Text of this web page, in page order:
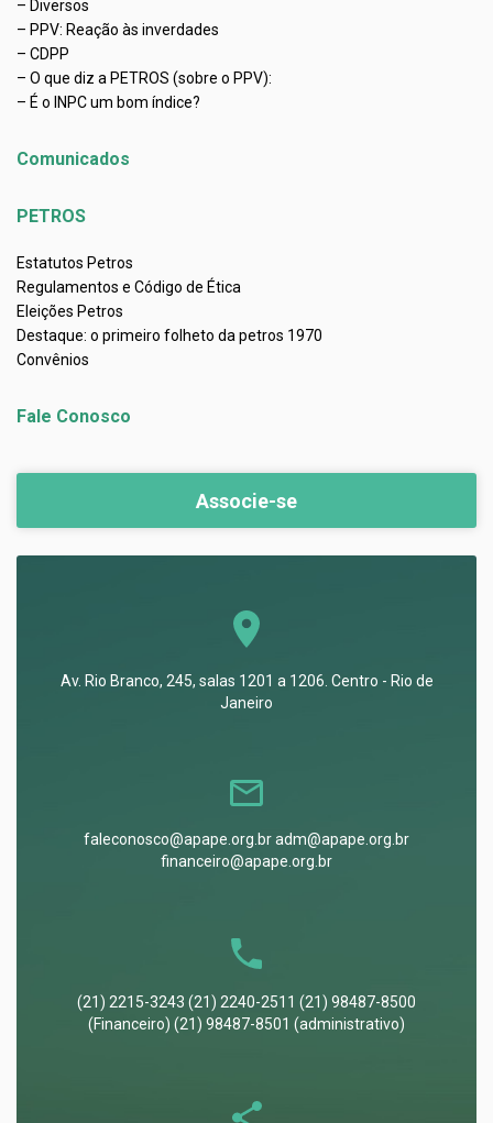
– Diversos
– PPV: Reação às inverdades
– CDPP
– O que diz a PETROS (sobre o PPV):
– É o INPC um bom índice?
Comunicados
PETROS
Estatutos Petros
Regulamentos e Código de Ética
Eleições Petros
Destaque: o primeiro folheto da petros 1970
Convênios
Fale Conosco
Associe-se
Av. Rio Branco, 245, salas 1201 a 1206. Centro - Rio de
Janeiro
faleconosco@apape.org.br adm@apape.org.br
financeiro@apape.org.br
(21) 2215-3243 (21) 2240-2511 (21) 98487-8500
(Financeiro) (21) 98487-8501 (administrativo)